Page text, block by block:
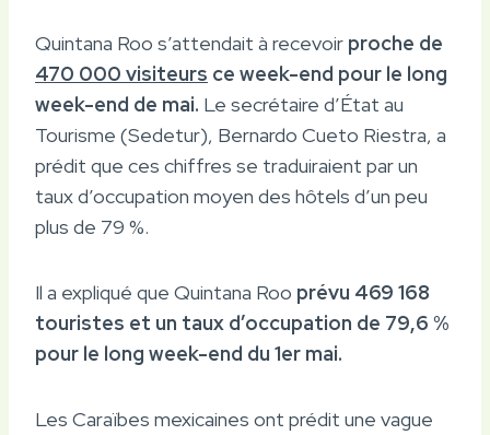
Quintana Roo s’attendait à recevoir proche de
470 000 visiteurs ce week-end pour le long
week-end de mai. Le secrétaire d’État au
Tourisme (Sedetur), Bernardo Cueto Riestra, a
prédit que ces chiffres se traduiraient par un
taux d’occupation moyen des hôtels d’un peu
plus de 79 %.
Il a expliqué que Quintana Roo prévu 469 168
touristes et un taux d’occupation de 79,6 %
pour le long week-end du 1er mai.
Les Caraïbes mexicaines ont prédit une vague